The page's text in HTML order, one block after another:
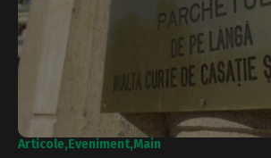
Articole Eveniment Main